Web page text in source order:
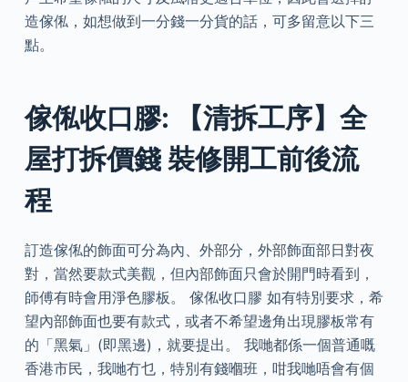
造傢俬，如想做到一分錢一分貨的話，可多留意以下三
點。
傢俬收口膠: 【清拆工序】全
屋打拆價錢 裝修開工前後流
程
訂造傢俬的飾面可分為內、外部分，外部飾面部日對夜
對，當然要款式美觀，但內部飾面只會於開門時看到，
師傅有時會用淨色膠板。 傢俬收口膠 如有特別要求，希
望內部飾面也要有款式，或者不希望邊角出現膠板常有
的「黑氣」(即黑邊)，就要提出。 我哋都係一個普通嘅
香港市民，我哋冇乜，特別有錢嗰班，咁我哋唔會有個